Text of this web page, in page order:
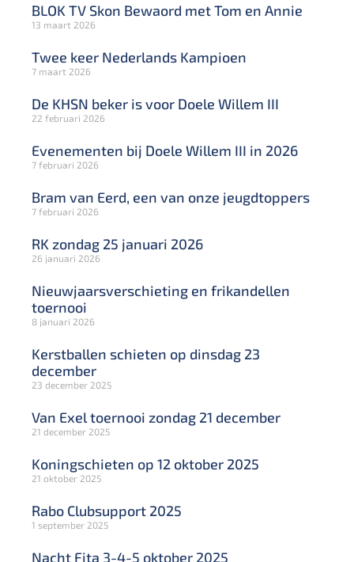
BLOK TV Skon Bewaord met Tom en Annie
13 maart 2026
Twee keer Nederlands Kampioen
7 maart 2026
De KHSN beker is voor Doele Willem III
22 februari 2026
Evenementen bij Doele Willem III in 2026
7 februari 2026
Bram van Eerd, een van onze jeugdtoppers
7 februari 2026
RK zondag 25 januari 2026
26 januari 2026
Nieuwjaarsverschieting en frikandellen
toernooi
8 januari 2026
Kerstballen schieten op dinsdag 23
december
23 december 2025
Van Exel toernooi zondag 21 december
21 december 2025
Koningschieten op 12 oktober 2025
21 oktober 2025
Rabo Clubsupport 2025
1 september 2025
Nacht Fita 3-4-5 oktober 2025